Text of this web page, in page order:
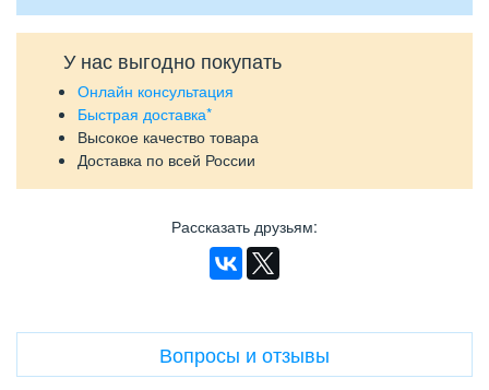
У нас выгодно покупать
Онлайн консультация
Быстрая доставка*
Высокое качество товара
Доставка по всей России
Рассказать друзьям:
Вопросы и отзывы